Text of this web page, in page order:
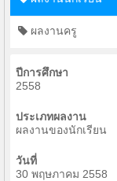
ผลงานครู
ปีการศึกษา
2558
ประเภทผลงาน
ผลงานของนักเรียน
วันที่
30 พฤษภาคม 2558